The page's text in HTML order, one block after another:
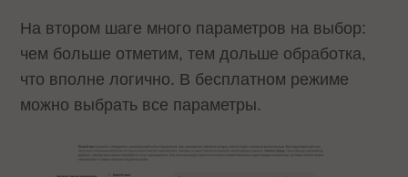
На втором шаге много параметров на выбор:
чем больше отметим, тем дольше обработка,
что вполне логично. В бесплатном режиме
можно выбрать все параметры.